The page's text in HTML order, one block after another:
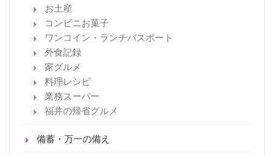
お土産
コンビニお菓子
ワンコイン・ランチパスポート
外食記録
家グルメ
料理レシピ
業務スーパー
福井の帰省グルメ
備蓄・万一の備え